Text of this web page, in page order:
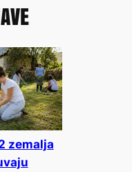
zemalja